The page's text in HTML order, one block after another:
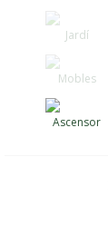
Jardí
Mobles
Ascensor